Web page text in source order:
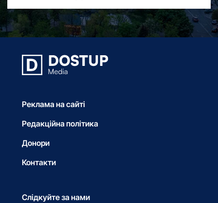
Реклама на сайті
Редакційна політика
Донори
Контакти
Слідкуйте за нами